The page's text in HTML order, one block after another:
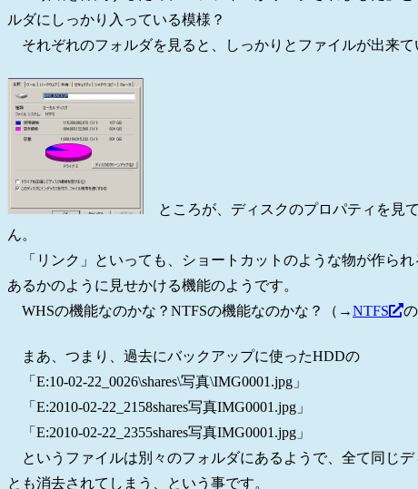
ルダにしっかり入っている模様？
それぞれのフォルダを見ると、しっかりとファイルが出来て
ところが、ディスクのプロパティを見
ん。
「リンク」といっても、ショートカットのような物が作ら
あるかのように見せかける機能のようです。
WHSの機能なのかな？NTFSの機能なのかな？（→NTFS
まあ、つまり、過去にバックアップに使ったHDDの
「E:10-02-22_0026\shares\写真\IMG0001.jpg」
「E:2010-02-22_2158shares写真IMG0001.jpg」
「E:2010-02-22_2355shares写真IMG0001.jpg」
というファイルは別々のフォルダにあるようで、全て同じ
とも消去されてしまう、という事です。